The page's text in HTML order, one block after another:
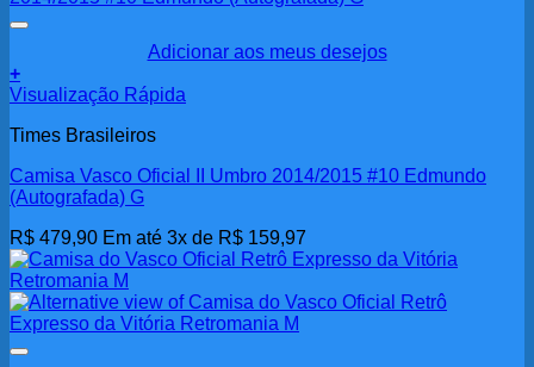
Adicionar aos meus desejos
+
Visualização Rápida
Times Brasileiros
Camisa Vasco Oficial II Umbro 2014/2015 #10 Edmundo
(Autografada) G
R$ 479,90 Em até 3x de R$ 159,97